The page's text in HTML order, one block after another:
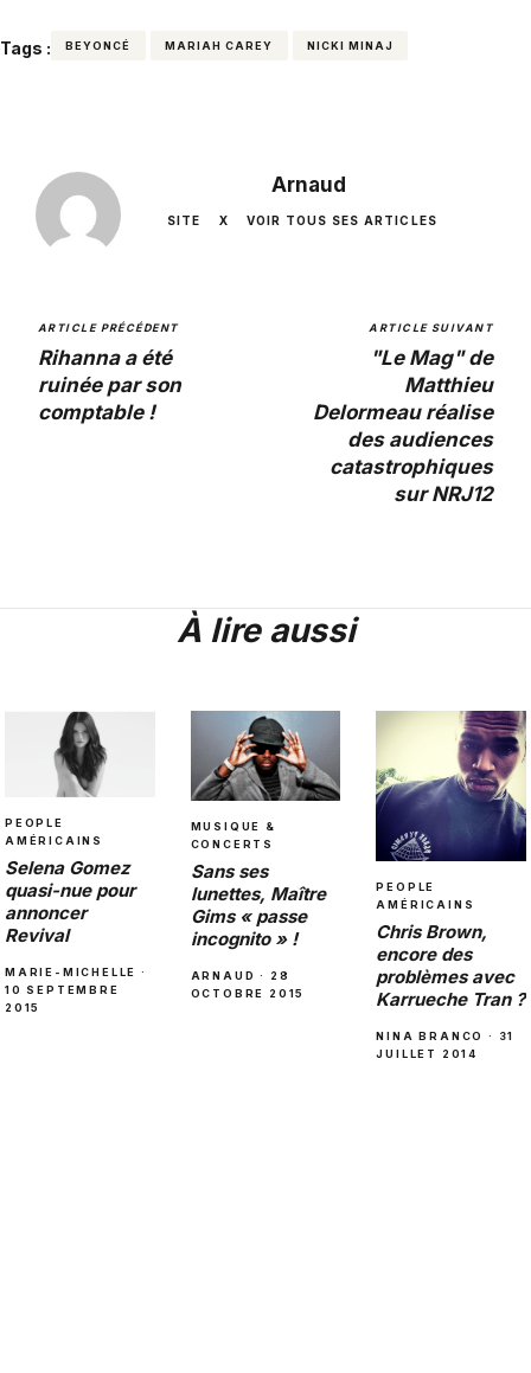
Tags : BEYONCÉ MARIAH CAREY NICKI MINAJ
Arnaud
SITE X VOIR TOUS SES ARTICLES
ARTICLE PRÉCÉDENT
Rihanna a été
ruinée par son
comptable !
ARTICLE SUIVANT
"Le Mag" de
Matthieu
Delormeau réalise
des audiences
catastrophiques
sur NRJ12
À lire aussi
PEOPLE
AMÉRICAINS
Selena Gomez
quasi-nue pour
annoncer
Revival
MARIE-MICHELLE ·
10 SEPTEMBRE
2015
MUSIQUE &
CONCERTS
Sans ses
lunettes, Maître
Gims « passe
incognito » !
ARNAUD · 28
OCTOBRE 2015
PEOPLE
AMÉRICAINS
Chris Brown,
encore des
problèmes avec
Karrueche Tran ?
NINA BRANCO · 31
JUILLET 2014